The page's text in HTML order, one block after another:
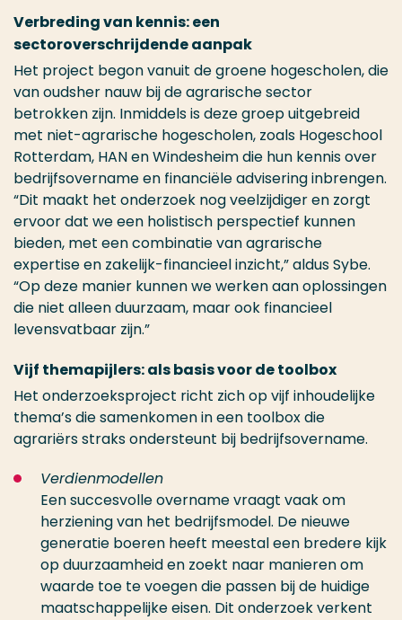
Verbreding van kennis: een
sectoroverschrijdendeaanpak
Het project begon vanuit de groene hogescholen, die
van oudsher nauw bij de agrarische sector
betrokken zijn. Inmiddelsis deze groep uitgebreid
met niet-agrarische hogescholen, zoals Hogeschool
Rotterdam, HAN en Windesheim die hun kennis over
bedrijfsovername en financiële advisering inbrengen.
“Dit maakt het onderzoek nog veelzijdiger en zorgt
ervoor dat we een holistisch perspectief kunnen
bieden, met een combinatie van agrarische
expertise en zakelijk-financieel inzicht,” aldusSybe.
“Op deze manier kunnen we werken aan oplossingen
die niet alleen duurzaam, maar ook financieel
levensvatbaar zijn.”
Vijf themapijlers: als basis voor de toolbox
Het onderzoeksproject richt zich op vijf inhoudelijke
thema’s die samenkomen in een toolbox die
agrariërs straks ondersteunt bij bedrijfsovername.
Verdienmodellen
Een succesvolle overname vraagt vaak om
herziening van het bedrijfsmodel. De nieuwe
generatie boeren heeft meestal een bredere kijk
op duurzaamheid en zoekt naar manieren om
waarde toe te voegen die passen bij de huidige
maatschappelijke eisen. Dit onderzoek verkent